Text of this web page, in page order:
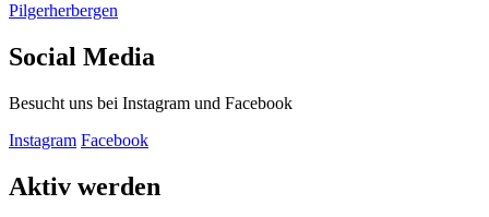
Pilgerherbergen
Social Media
Besucht uns bei Instagram und Facebook
Instagram Facebook
Aktiv werden